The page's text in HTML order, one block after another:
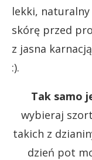
lekki,
skórę przed
z jasna
:).
Tak samo
wybieraj
takich z
dzień pot